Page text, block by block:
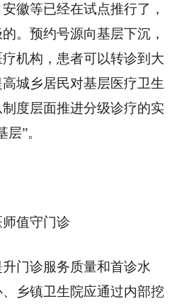
徽等已经在试点推行了，
。预约号源向基层下沉，
机构，患者可以转诊到大
城乡居民对基层医疗卫生
度层面推进分级诊疗的实
”。
值守门诊
门诊服务质量和首诊水
乡镇卫生院应通过内部挖